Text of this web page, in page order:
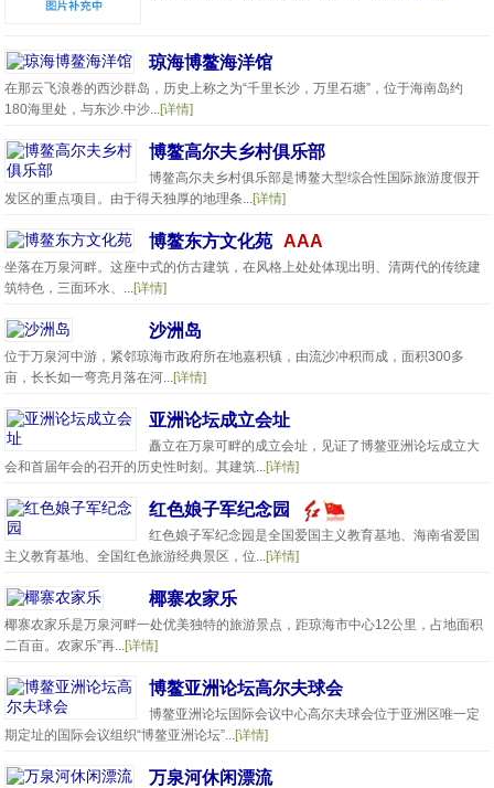
琼海博鳌海洋馆
在那云飞浪卷的西沙群岛，历史上称之为“千里长沙，万里石塘”，位于海南岛约
180海里处，与东沙.中沙...[详情]
博鳌高尔夫乡村俱乐部
博鳌高尔夫乡村俱乐部是博鳌大型综合性国际旅游度假开
发区的重点项目。由于得天独厚的地理条...[详情]
博鳌东方文化苑 AAA
坐落在万泉河畔。这座中式的仿古建筑，在风格上处处体现出明、清两代的传统建
筑特色，三面环水、...[详情]
沙洲岛
位于万泉河中游，紧邻琼海市政府所在地嘉积镇，由流沙冲积而成，面积300多
亩，长长如一弯亮月落在河...[详情]
亚洲论坛成立会址
矗立在万泉可畔的成立会址，见证了博鳌亚洲论坛成立大
会和首届年会的召开的历史性时刻。其建筑...[详情]
红色娘子军纪念园
红色娘子军纪念园是全国爱国主义教育基地、海南省爱国
主义教育基地、全国红色旅游经典景区，位...[详情]
椰寨农家乐
椰寨农家乐是万泉河畔一处优美独特的旅游景点，距琼海市中心12公里，占地面积
二百亩。农家乐”再...[详情]
博鳌亚洲论坛高尔夫球会
博鳌亚洲论坛国际会议中心高尔夫球会位于亚洲区唯一定
期定址的国际会议组织“博鳌亚洲论坛”...[详情]
万泉河休闲漂流